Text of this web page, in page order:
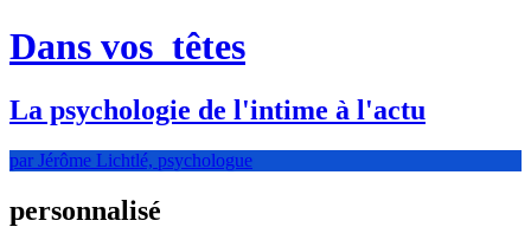
Dans vos têtes
La psychologie de l'intime à l'actu
par Jérôme Lichtlé, psychologue
personnalisé